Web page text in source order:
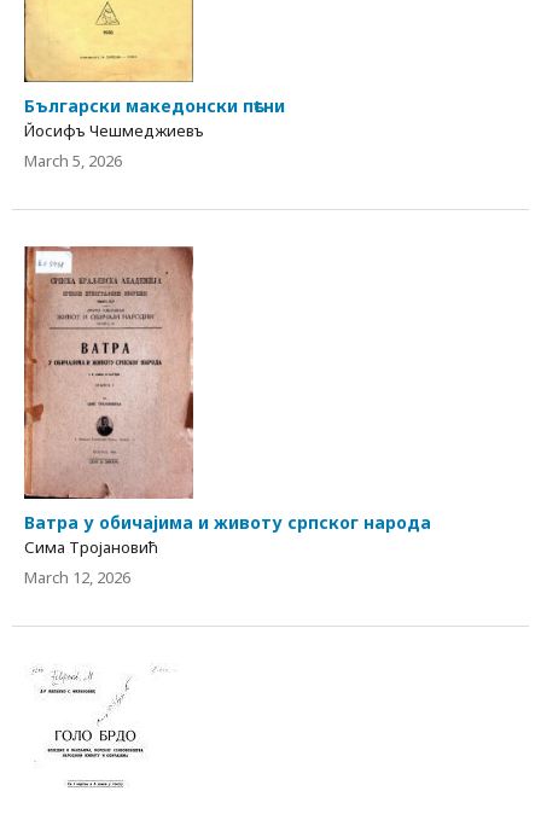
Български македонски пѣсни
Йосифъ Чешмеджиевъ
March 5, 2026
Ватра у обичајима и животу српског народа
Сима Тројановић
March 12, 2026